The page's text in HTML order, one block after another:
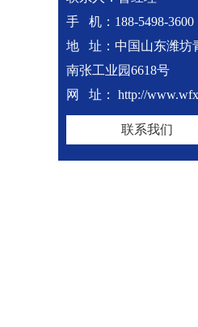
手 机：188-5498-3600
地 址：中国山东潍坊
南张工业园6618号
网 址： http://
联系我们